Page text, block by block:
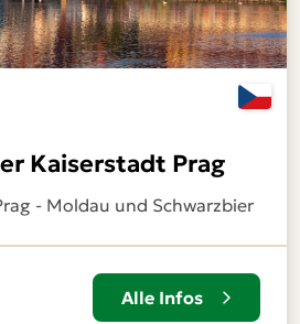
Kaiserstadt Prag
- Moldau und Schwarzbier
Alle Infos